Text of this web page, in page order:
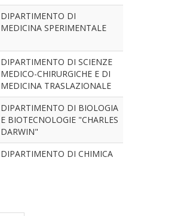
DIPARTIMENTO DI
MEDICINA SPERIMENTALE
DIPARTIMENTO DI SCIENZE
MEDICO-CHIRURGICHE E DI
MEDICINA TRASLAZIONALE
DIPARTIMENTO DI BIOLOGIA
E BIOTECNOLOGIE "CHARLES
DARWIN"
DIPARTIMENTO DI CHIMICA